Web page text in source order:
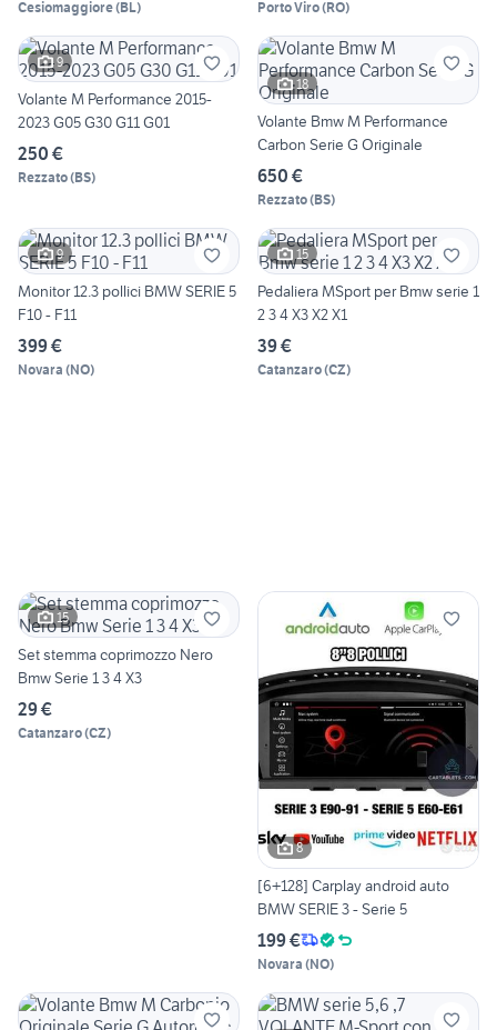
Cesiomaggiore(BL) Porto Viro(RO)
9
Volante M Performance 2015-
2023 G05 G30 G11 G01
250 €
Rezzato(BS)
18
Volante Bmw M Performance
Carbon Serie G Originale
650 €
Rezzato(BS)
9
Monitor 12.3 pollici BMW SERIE 5
F10 - F11
399 €
Novara (NO)
15
Pedaliera MSport per Bmw serie 1
2 3 4 X3 X2 X1
39 €
Catanzaro(CZ)
15
Set stemma coprimozzo Nero
Bmw Serie 1 3 4 X3
29 €
Catanzaro(CZ)
8
[6+128] Carplay android auto
BMW SERIE 3 - Serie 5
199 €
Novara (NO)